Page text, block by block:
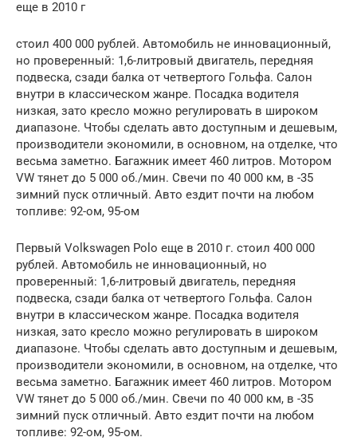
еще в 2010 г
стоил 400 000 рублей. Автомобиль не инновационный,
но проверенный: 1,6-литровый двигатель, передняя
подвеска, сзади балка от четвертого Гольфа. Салон
внутри в классическом жанре. Посадка водителя
низкая, зато кресло можно регулировать в широком
диапазоне. Чтобы сделать авто доступным и дешевым,
производители экономили, в основном, на отделке, что
весьма заметно. Багажник имеет 460 литров. Мотором
VW тянет до 5 000 об./мин. Свечи по 40 000 км, в -35
зимний пуск отличный. Авто ездит почти на любом
топливе: 92-ом, 95-ом
Первый Volkswagen Polo еще в 2010 г. стоил 400 000
рублей. Автомобиль не инновационный, но
проверенный: 1,6-литровый двигатель, передняя
подвеска, сзади балка от четвертого Гольфа. Салон
внутри в классическом жанре. Посадка водителя
низкая, зато кресло можно регулировать в широком
диапазоне. Чтобы сделать авто доступным и дешевым,
производители экономили, в основном, на отделке, что
весьма заметно. Багажник имеет 460 литров. Мотором
VW тянет до 5 000 об./мин. Свечи по 40 000 км, в -35
зимний пуск отличный. Авто ездит почти на любом
топливе: 92-ом, 95-ом.